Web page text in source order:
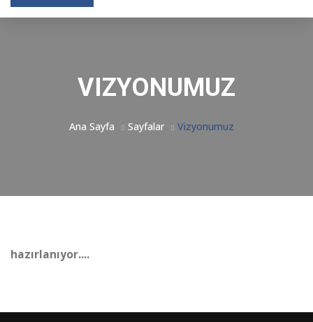
VIZYONUMUZ
Ana Sayfa Sayfalar Vizyonumuz
hazırlanıyor....